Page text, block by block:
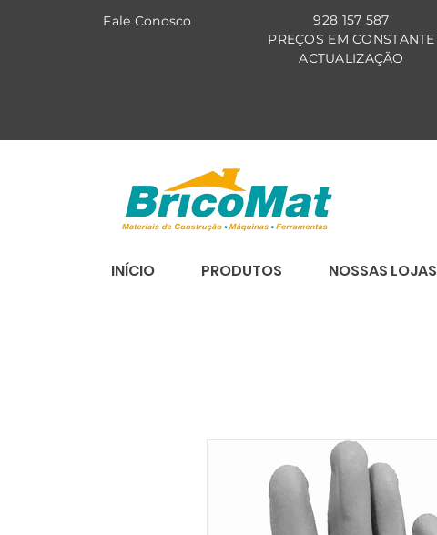
Fale Conosco
928 157 587
PREÇOS EM CONSTANTE
ACTUALIZAÇÃO
INÍCIO PRODUTOS NOSSAS LOJAS